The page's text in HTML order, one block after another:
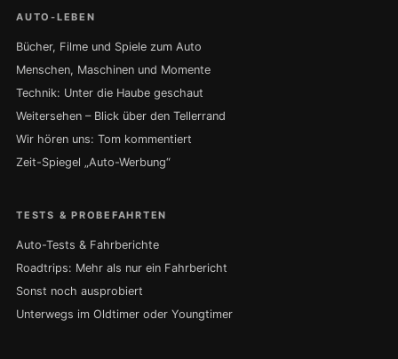
AUTO-LEBEN
Bücher, Filme und Spiele zum Auto
Menschen, Maschinen und Momente
Technik: Unter die Haube geschaut
Weitersehen – Blick über den Tellerrand
Wir hören uns: Tom kommentiert
Zeit-Spiegel „Auto-Werbung“
TESTS & PROBEFAHRTEN
Auto-Tests & Fahrberichte
Roadtrips: Mehr als nur ein Fahrbericht
Sonst noch ausprobiert
Unterwegs im Oldtimer oder Youngtimer